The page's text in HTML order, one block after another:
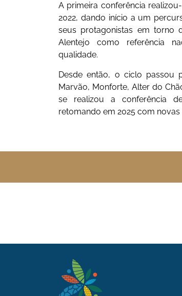
A primeira conferência
2022, dando início a um
seus protagonistas em torno
Alentejo como referência
qualidade.
Desde então, o ciclo passou
Marvão, Monforte, Alter do
se realizou a conferência
retomando em 2025 com